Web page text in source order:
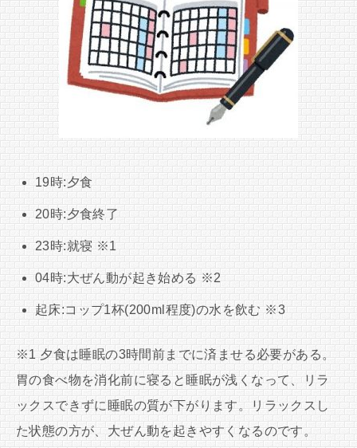
19時:夕食
20時:夕食終了
23時:就寝 ※1
04時:大ぜん動が起き始める ※2
起床:コップ1杯(200ml程度)の水を飲む ※3
※1 夕食は睡眠の3時間前までに済ませる必要がある。
胃の食べ物を消化前に寝ると睡眠が浅くなって、リラ
ックスできずに睡眠の質が下がります。リラックスし
た状態の方が、大ぜん動を起きやすくなるのです。